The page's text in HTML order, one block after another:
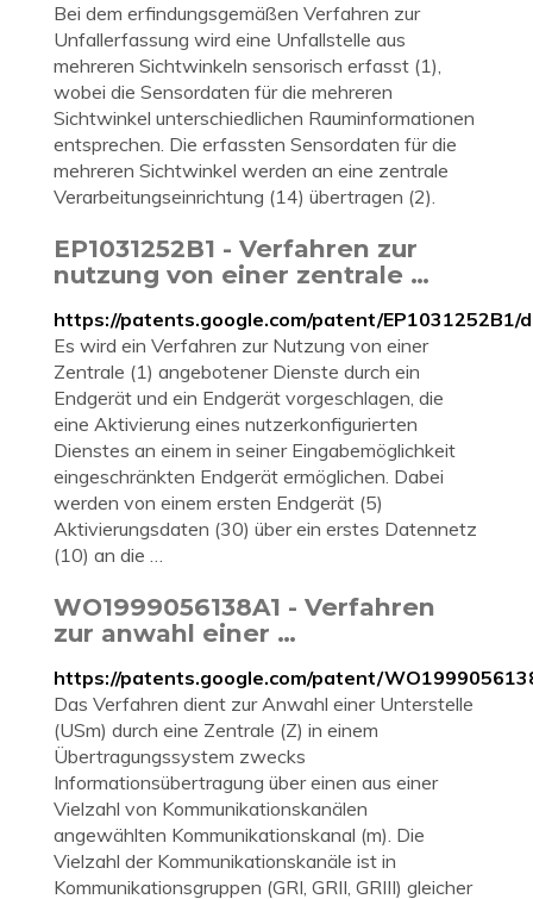
Bei dem erfindungsgemäßen Verfahren zur
Unfallerfassung wird eine Unfallstelle aus
mehreren Sichtwinkeln sensorisch erfasst (1),
wobei die Sensordaten für die mehreren
Sichtwinkel unterschiedlichen Rauminformationen
entsprechen. Die erfassten Sensordaten für die
mehreren Sichtwinkel werden an eine zentrale
Verarbeitungseinrichtung (14) übertragen (2).
EP1031252B1 - Verfahren zur
nutzung von einer zentrale …
https://patents.google.com/patent/EP1031252B1/
Es wird ein Verfahren zur Nutzung von einer
Zentrale (1) angebotener Dienste durch ein
Endgerät und ein Endgerät vorgeschlagen, die
eine Aktivierung eines nutzerkonfigurierten
Dienstes an einem in seiner Eingabemöglichkeit
eingeschränkten Endgerät ermöglichen. Dabei
werden von einem ersten Endgerät (5)
Aktivierungsdaten (30) über ein erstes Datennetz
(10) an die …
WO1999056138A1 - Verfahren
zur anwahl einer …
https://patents.google.com/patent/
Das Verfahren dient zur Anwahl einer Unterstelle
(USm) durch eine Zentrale (Z) in einem
Übertragungssystem zwecks
Informationsübertragung über einen aus einer
Vielzahl von Kommunikationskanälen
angewählten Kommunikationskanal (m). Die
Vielzahl der Kommunikationskanäle ist in
Kommunikationsgruppen (GRI, GRII, GRIII) gleicher